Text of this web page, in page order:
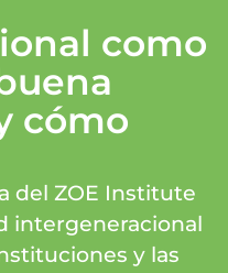
como
cómo
del ZOE Institute
intergeneracional
y las